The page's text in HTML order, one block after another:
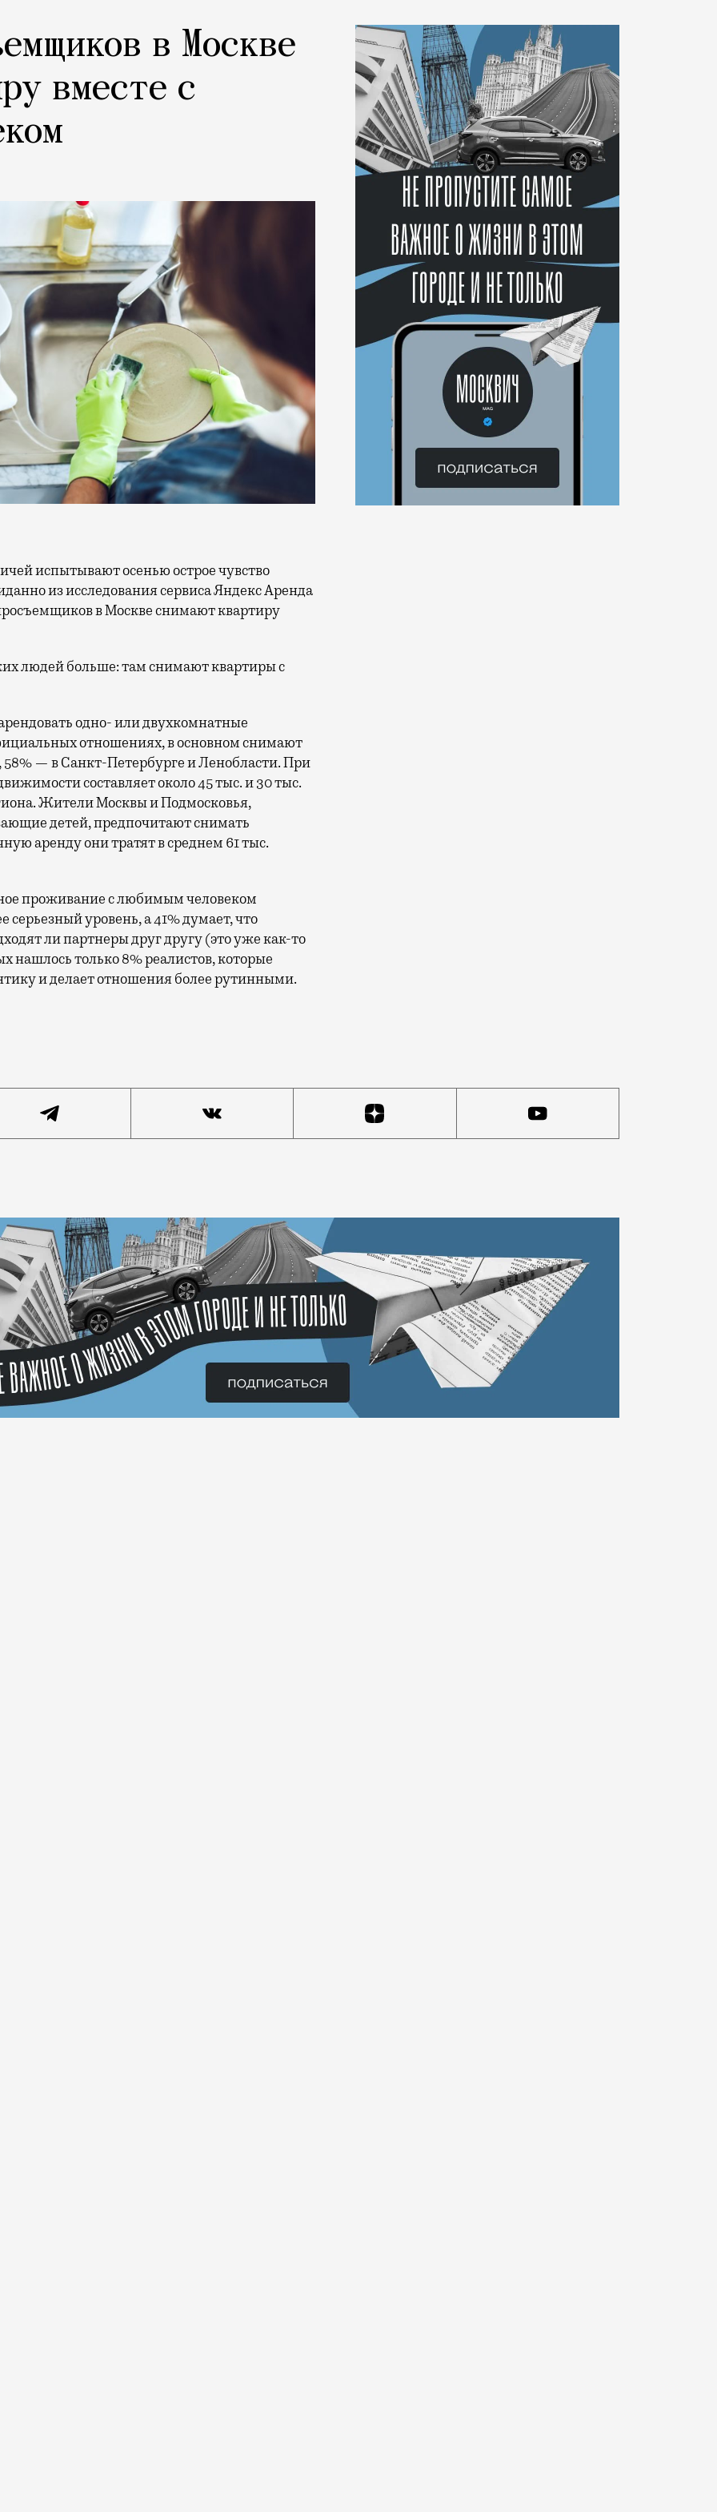
в Москве
вместе с
испытывают осенью острое чувство
из исследования сервиса Яндекс Аренда
в Москве снимают квартиру
людей больше: там снимают квартиры с
одно- или двухкомнатные
отношениях, в основном снимают
— в Санкт-Петербурге и Ленобласти. При
составляет около 45 тыс. и 30 тыс.
Жители Москвы и Подмосковья,
детей, предпочитают снимать
аренду они тратят в среднем 61 тыс.
проживание с любимым человеком
уровень, а 41% думает, что
ли партнеры друг другу (это уже как-то
только 8% реалистов, которые
и делает отношения более рутинными.